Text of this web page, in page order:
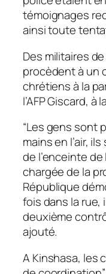
témoignages
ainsi toute
Des militaires
procèdent à un
chrétiens à la
l’AFP Giscard, à
“Les gens sont
mains en l’air,
de l’enceinte
chargée de la
République
fois dans la rue,
deuxième
ajouté.
A Kinshasa, les